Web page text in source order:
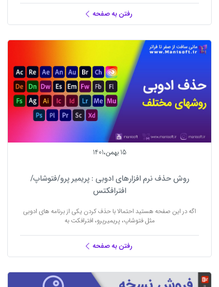
رفتن به صفحه
15 بهمن،1401
روش حذف نرم‌ افزارهای ادوبی : پریمیر پرو/فتوشاپ/
افترافکتس
اگه در این صفحه هستید احتمالا با حذف کردن یکی از برنامه های ادوبی
مثل فتوشاپ، پریمیرپرو، افترافکت به
رفتن به صفحه